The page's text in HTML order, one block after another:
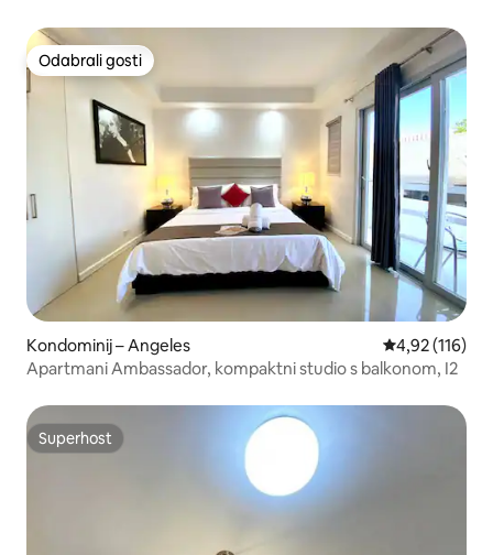
Odabrali gosti
Odabrali gosti
Kondominij – Angeles Prosječna
4,92 (116)
Apartmani Ambassador, kompaktni studio s balkonom, I2
Superhost
Superhost